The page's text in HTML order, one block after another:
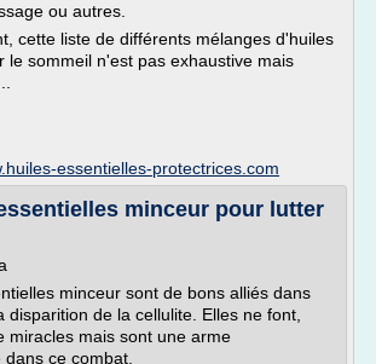
ou autres.
cette liste de différents mélanges d'huiles
le sommeil n'est pas exhaustive mais
essentielles-protectrices.com
minceur pour lutter
minceur sont de bons alliés dans
disparition de la cellulite. Elles ne font,
miracles mais sont une arme
ce combat.